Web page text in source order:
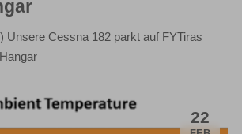
Unsere Cessna 182 parkt auf FYTiras
22